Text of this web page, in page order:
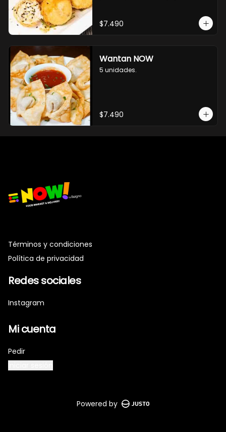
$7.490
Wantan NOW
5 unidades.
$7.490
Términos y condiciones
Política de privacidad
Redes sociales
Instagram
Mi cuenta
Pedir
Powered by